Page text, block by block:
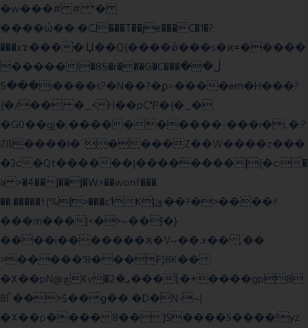
�w���# # "�
����ώ��:�CJ���T��je���C�1�?
���xϫ����:Џ��Q{����ǿ���s�ϰ=�����
�����l�85�r���G�C���ڵ��
���5i����s?�N��?�ϼ=����em�H���?
{�/�� �_<H��pC"P�{�_�
�G0��gj�;����������-���i�i,�:?
Zß����l�`����Z��W����z���
�3c�Qt������ן��������|{�c:�
a >�4��|��|�W>��wonf���
��.�����f{%|>���c1K|ئ��?�>����?
���m���|<�>~��|�}
����i�������ѫ�V~��.x�� ,��
>�����'8���F)8K��
�X��pN@ڇKv�ܝ�2���Î;�+����gp8
8Ѓ��>$��g�� �D�N-~|
�X��p����8��]S����S����!yz